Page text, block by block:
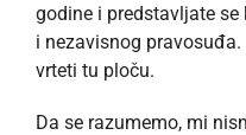
godine i predstavljate
i nezavisnog
vrteti tu ploču.
Da se razumemo, mi